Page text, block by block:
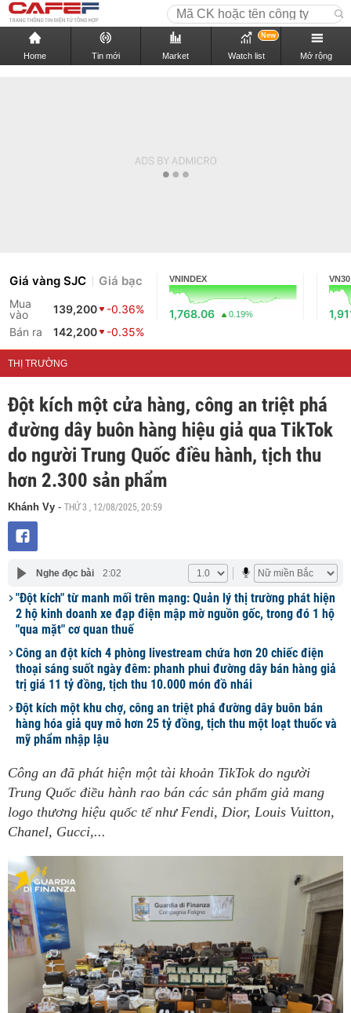
Home Tin mới Market Watch list
New
Mở rộng
Giá vàng SJC Giá bạc
Mua
vào
139,200
-0.36%
Bán ra
142,200 -0.35%
VNINDEX
1,768.06 0.19%
VN30
THỊ TRƯỜNG
Đột kích một cửa hàng, công an triệt phá
đường dây buôn hàng hiệu giả qua TikTok
do người Trung Quốc điều hành, tịch thu
hơn 2.300 sản phẩm
Khánh Vy - THỨ 3 , 12/08/2025, 20:59
Nghe đọc bài 2:02
"Đột kích" từ manh mối trên mạng: Quản lý thị trường phát hiện
2 hộ kinh doanh xe đạp điện mập mờ nguồn gốc, trong đó 1 hộ
"qua mặt" cơ quan thuế
Công an đột kích 4 phòng livestream chứa hơn 20 chiếc điện
thoại sáng suốt ngày đêm: phanh phui đường dây bán hàng giả
trị giá 11 tỷ đồng, tịch thu 10.000 món đồ nhái
Đột kích một khu chợ, công an triệt phá đường dây buôn bán
hàng hóa giả quy mô hơn 25 tỷ đồng, tịch thu một loạt thuốc và
mỹ phẩm nhập lậu
Công an đã phát hiện một tài khoản TikTok do người
Trung Quốc điều hành rao bán các sản phẩm giả mang
logo thương hiệu quốc tế như Fendi, Dior, Louis Vuitton,
Chanel, Gucci,...